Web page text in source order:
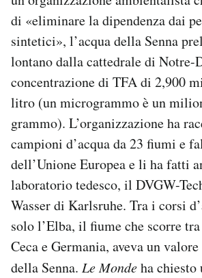
di «eliminare la dipendenza dai
sintetici», l’acqua della Senna
lontano dalla cattedrale di Notre-
concentrazione di TFA di 2,900
litro (un microgrammo è un
grammo). L’organizzazione ha
campioni d’acqua da 23 fiumi e
dell’Unione Europea e li ha fatti
laboratorio tedesco, il DVGW-
Wasser di Karlsruhe. Tra i corsi
solo l’Elba, il fiume che scorre
Ceca e Germania, aveva un
della Senna. Le Mondeha chiesto